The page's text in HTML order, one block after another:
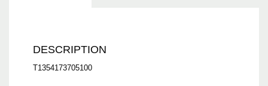
DESCRIPTION
T1354173705100